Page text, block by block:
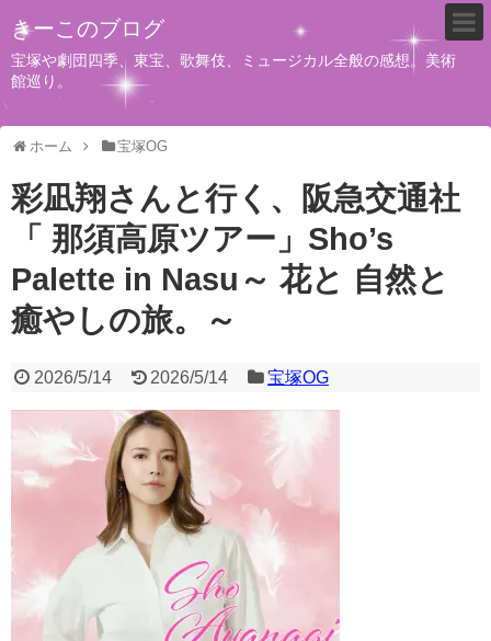
きーこのブログ
宝塚や劇団四季、東宝、歌舞伎、ミュージカル全般の感想。美術
館巡り。
ホーム 宝塚OG
彩凪翔さんと行く、阪急交通社
「 那須高原ツアー」Sho’s
Palette in Nasu～ 花と 自然と
癒やしの旅。～
2026/5/14 2026/5/14 宝塚OG